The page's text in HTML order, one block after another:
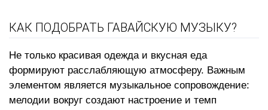
КАК ПОДОБРАТЬ ГАВАЙСКУЮ МУЗЫКУ?
Не только красивая одежда и вкусная еда
формируют расслабляющую атмосферу. Важным
элементом является музыкальное сопровождение:
мелодии вокруг создают настроение и темп